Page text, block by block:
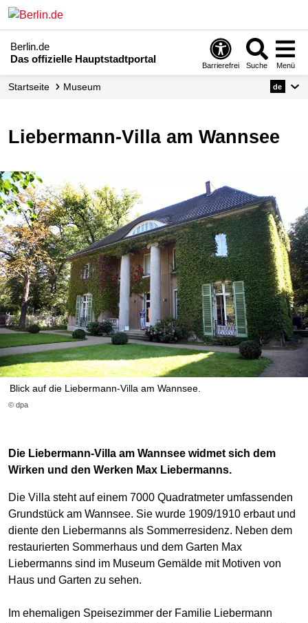
Berlin.de
Das offizielle Hauptstadtportal
Barrierefrei Suche Menü
Startseite Museum de
Liebermann-Villa am Wannsee
© dpa
Blick auf die Liebermann-Villa am Wannsee.
Die Liebermann-Villa am Wannsee widmet sich dem
Wirken und den Werken Max Liebermanns.
Die Villa steht auf einem 7000 Quadratmeter umfassenden
Grundstück am Wannsee. Sie wurde 1909/1910 erbaut und
diente den Liebermanns als Sommerresidenz. Neben dem
restaurierten Sommerhaus und dem Garten Max
Liebermanns sind im Museum Gemälde mit Motiven von
Haus und Garten zu sehen.
Im ehemaligen Speisezimmer der Familie Liebermann